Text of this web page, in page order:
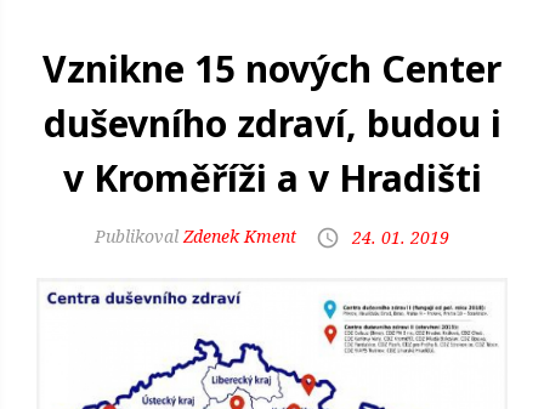
Vznikne 15 nových Center
duševního zdraví, budou i
v Kroměříži a v Hradišti
Zdenek Kment 24. 01. 2019